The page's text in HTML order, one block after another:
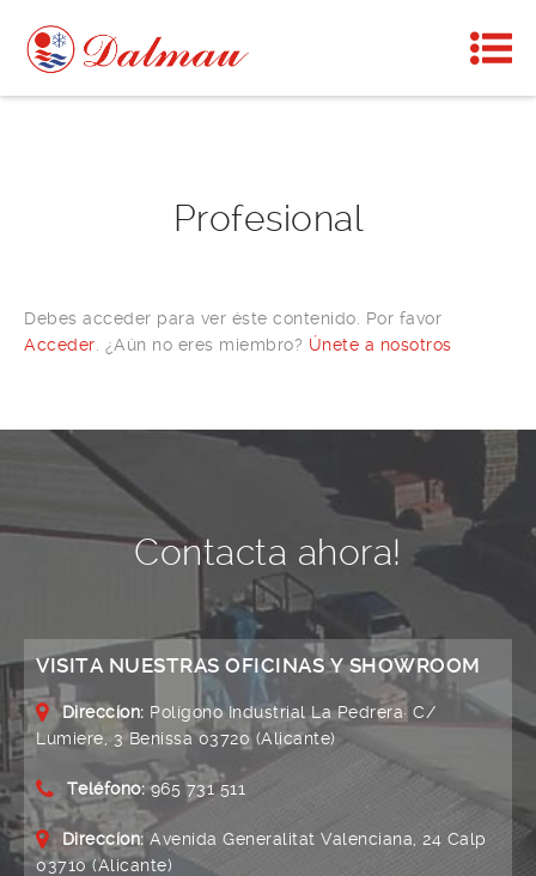
Profesional
Debes acceder para ver éste contenido. Por favor
Acceder . ¿Aún no eres miembro? Únete a nosotros
Contacta ahora!
VISITA NUESTRAS OFICINAS Y SHOWROOM
Direccíon: Polígono Industrial La Pedrera· C/
Lumiere, 3 Benissa 03720 (Alicante)
Teléfono:965 731 511
Direccíon: Avenida Generalitat Valenciana, 24 Calp
03710 (Alicante)